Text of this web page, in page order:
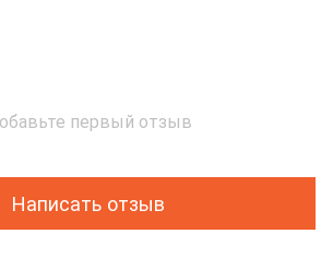
первый отзыв
Написать отзыв